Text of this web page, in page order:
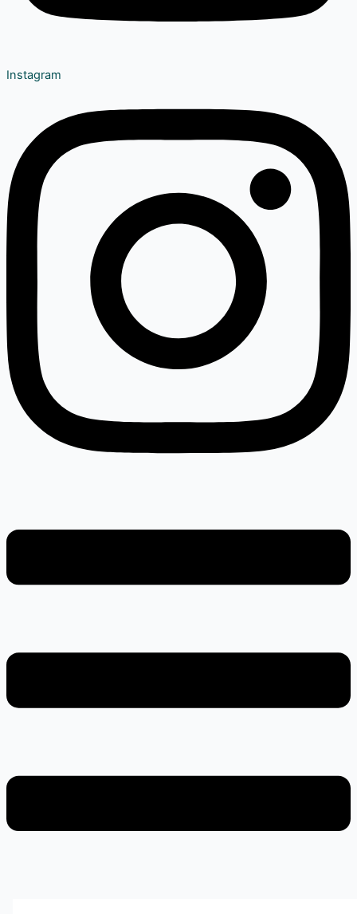
Instagram